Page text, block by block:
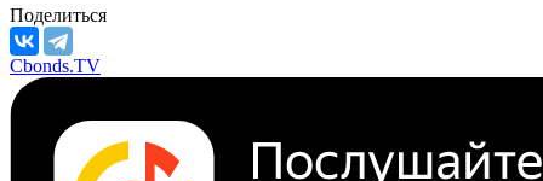
Поделиться
Cbonds.TV